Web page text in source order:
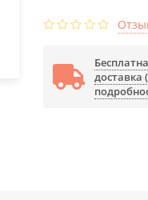
доставка